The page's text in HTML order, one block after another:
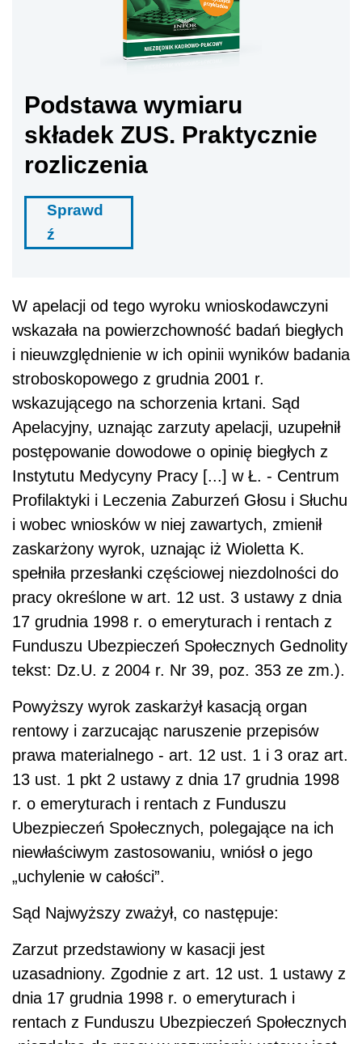
Podstawa wymiaru
składek ZUS. Praktycznie
rozliczenia
Sprawd
ź
W apelacji od tego wyroku wnioskodawczyni
wskazała na powierzchowność badań biegłych
i nieuwzględnienie w ich opinii wyników badania
stroboskopowego z grudnia 2001 r.
wskazującego na schorzenia krtani. Sąd
Apelacyjny, uznając zarzuty apelacji, uzupełnił
postępowanie dowodowe o opinię biegłych z
Instytutu Medycyny Pracy [...] w Ł. - Centrum
Profilaktyki i Leczenia Zaburzeń Głosu i Słuchu
i wobec wniosków w niej zawartych, zmienił
zaskarżony wyrok, uznając iż Wioletta K.
spełniła przesłanki częściowej niezdolności do
pracy określone w art. 12 ust. 3 ustawy z dnia
17 grudnia 1998 r. o emeryturach i rentach z
Funduszu Ubezpieczeń Społecznych Gednolity
tekst: Dz.U. z 2004 r. Nr 39, poz. 353 ze zm.).
Powyższy wyrok zaskarżył kasacją organ
rentowy i zarzucając naruszenie przepisów
prawa materialnego - art. 12 ust. 1 i 3 oraz art.
13 ust. 1 pkt 2 ustawy z dnia 17 grudnia 1998
r. o emeryturach i rentach z Funduszu
Ubezpieczeń Społecznych, polegające na ich
niewłaściwym zastosowaniu, wniósł o jego
„uchylenie w całości”.
Sąd Najwyższy zważył, co następuje:
Zarzut przedstawiony w kasacji jest
uzasadniony. Zgodnie z art. 12 ust. 1 ustawy z
dnia 17 grudnia 1998 r. o emeryturach i
rentach z Funduszu Ubezpieczeń Społecznych